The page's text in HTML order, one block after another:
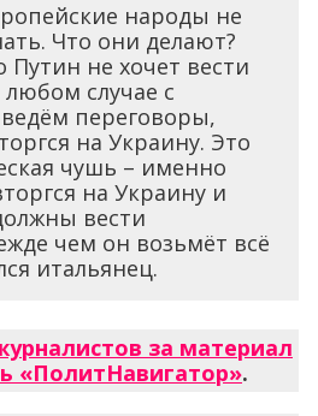
народы не
Что они делают?
Путин не хочет вести
случае с
переговоры,
на Украину. Это
чушь – именно
на Украину и
вести
чем он возьмёт всё
итальянец.
за материал
«ПолитНавигатор».